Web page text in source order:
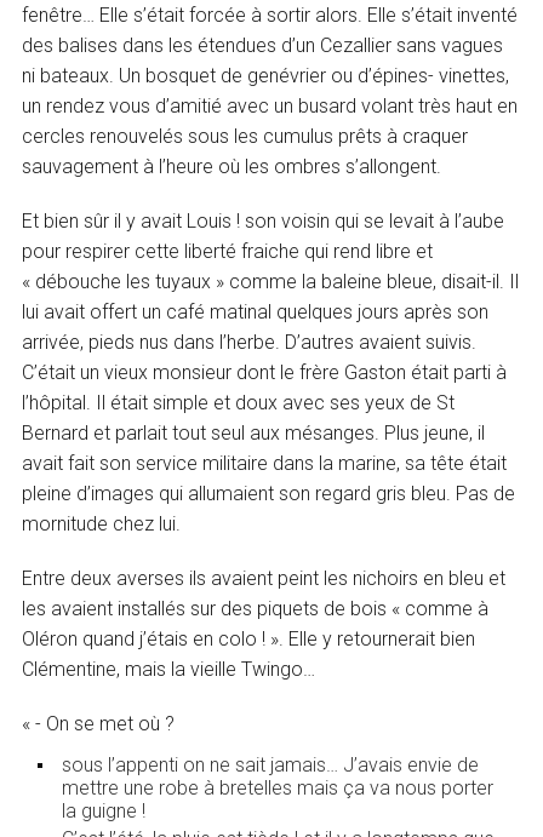
fenêtre… Elle s’était forcée à sortir alors. Elle s’était inventé
des balises dans les étendues d’un Cezallier sans vagues
ni bateaux. Un bosquet de genévrier ou d’épines- vinettes,
un rendez vous d’amitié avec un busard volant très haut en
cercles renouvelés sous les cumulus prêts à craquer
sauvagement à l’heure où les ombres s’allongent.
Et bien sûr il y avait Louis ! son voisin qui se levait à l’aube
pour respirer cette liberté fraiche qui rend libre et
« débouche les tuyaux » comme la baleine bleue, disait-il. Il
lui avait offert un café matinal quelques jours après son
arrivée, pieds nus dans l’herbe. D’autres avaient suivis.
C’était un vieux monsieur dont le frère Gaston était parti à
l’hôpital. Il était simple et doux avec ses yeux de St
Bernard et parlait tout seul aux mésanges. Plus jeune, il
avait fait son service militaire dans la marine, sa tête était
pleine d’images qui allumaient son regard gris bleu. Pas de
mornitude chez lui.
Entre deux averses ils avaient peint les nichoirs en bleu et
les avaient installés sur des piquets de bois « comme à
Oléron quand j’étais en colo ! ». Elle y retournerait bien
Clémentine, mais la vieille Twingo…
« - On se met où ?
sous l’appenti on ne sait jamais… J’avais envie de
mettre une robe à bretelles mais ça va nous porter
la guigne !